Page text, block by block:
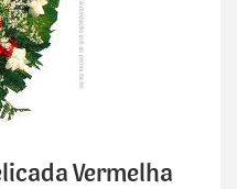
Vermelha